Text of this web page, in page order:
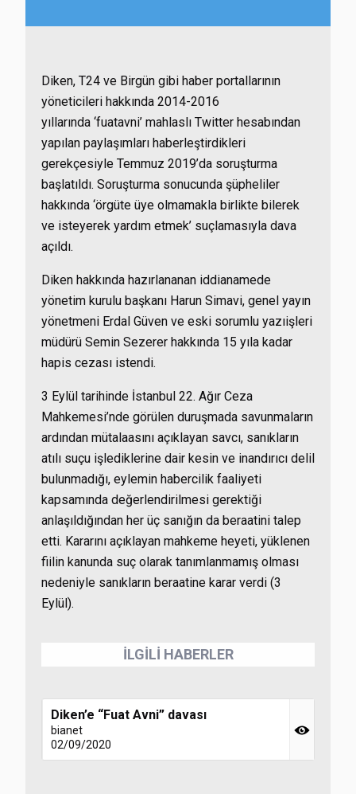
Diken, T24 ve Birgün gibi haber portallarının
yöneticileri hakkında 2014-2016
yıllarında ‘fuatavni’ mahlaslı Twitter hesabından
yapılan paylaşımları haberleştirdikleri
gerekçesiyle Temmuz 2019’da soruşturma
başlatıldı. Soruşturma sonucunda şüpheliler
hakkında ‘örgüte üye olmamakla birlikte bilerek
ve isteyerek yardım etmek’ suçlamasıyla dava
açıldı.
Diken hakkında hazırlananan iddianamede
yönetim kurulu başkanı Harun Simavi, genel yayın
yönetmeni Erdal Güven ve eski sorumlu yazıişleri
müdürü Semin Sezerer hakkında 15 yıla kadar
hapis cezası istendi.
3 Eylül tarihinde İstanbul 22. Ağır Ceza
Mahkemesi’nde görülen duruşmada savunmaların
ardından mütalaasını açıklayan savcı, sanıkların
atılı suçu işlediklerine dair kesin ve inandırıcı delil
bulunmadığı, eylemin habercilik faaliyeti
kapsamında değerlendirilmesi gerektiği
anlaşıldığından her üç sanığın da beraatini talep
etti. Kararını açıklayan mahkeme heyeti, yüklenen
fiilin kanunda suç olarak tanımlanmamış olması
nedeniyle sanıkların beraatine karar verdi (3
Eylül).
İLGİLİ HABERLER
Diken’e “Fuat Avni” davası
bianet
02/09/2020